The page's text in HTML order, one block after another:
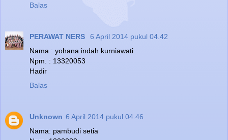
Balas
PERAWAT NERS
6 April 2014 pukul 04.42
Nama : yohana indah kurniawati
Npm. : 13320053
Hadir
Balas
Unknown 6 April 2014 pukul 04.46
Nama: pambudi setia